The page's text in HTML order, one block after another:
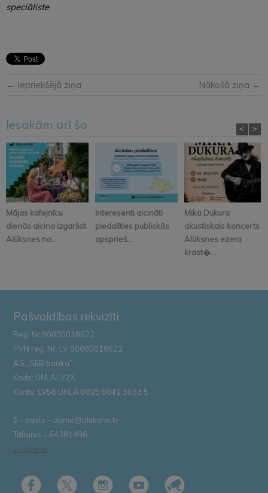
speciāliste
← Iepriekšējā ziņa Nākošā ziņa →
Iesakām arī šo
Mājas kafejnīcu
dienās aicina izgaršot
Alūksnes no...
Interesenti aicināti
piedalīties publiskās
apsprieš...
Mika Dukura
akustiskais koncerts
Alūksnes ezera
krast�...
< >
Pašvaldības rekvizīti
Reģ. Nr.90000018622
PVN reģ. Nr. LV 90000018622
AS „SEB banka”
Kods: UNLALV2X
Konts: LV58 UNLA 0025 0041 3033 5
E – pasts – dome@aluksne.lv
Tālrunis – 64381496
E-adrese